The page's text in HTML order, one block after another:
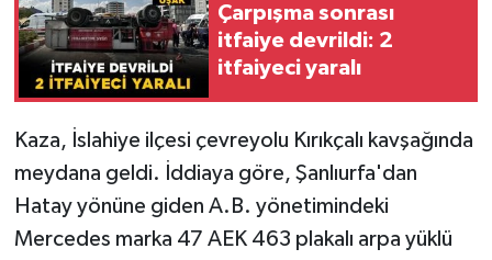
Çarpışma sonrası
itfaiye devrildi: 2
itfaiyeci yaralı
Kaza, İslahiye ilçesi çevreyolu Kırıkçalı kavşağında
meydana geldi. İddiaya göre, Şanlıurfa'dan
Hatay yönüne giden A.B. yönetimindeki
Mercedes marka 47 AEK 463 plakalı arpa yüklü